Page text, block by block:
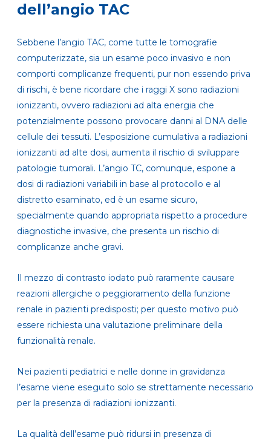
dell’angio TAC
Sebbene l’angio TAC, come tutte le tomografie
computerizzate, sia un esame poco invasivo e non
comporti complicanze frequenti, pur non essendo priva
di rischi, è bene ricordare che i raggi X sono radiazioni
ionizzanti, ovvero radiazioni ad alta energia che
potenzialmente possono provocare danni al DNA delle
cellule dei tessuti. L’esposizione cumulativa a radiazioni
ionizzanti ad alte dosi, aumenta il rischio di sviluppare
patologie tumorali. L’angio TC, comunque, espone a
dosi di radiazioni variabili in base al protocollo e al
distretto esaminato, ed è un esame sicuro,
specialmente quando appropriata rispetto a procedure
diagnostiche invasive, che presenta un rischio di
complicanze anche gravi.
Il mezzo di contrasto iodato può raramente causare
reazioni allergiche o peggioramento della funzione
renale in pazienti predisposti; per questo motivo può
essere richiesta una valutazione preliminare della
funzionalità renale.
Nei pazienti pediatrici e nelle donne in gravidanza
l’esame viene eseguito solo se strettamente necessario
per la presenza di radiazioni ionizzanti.
La qualità dell’esame può ridursi in presenza di